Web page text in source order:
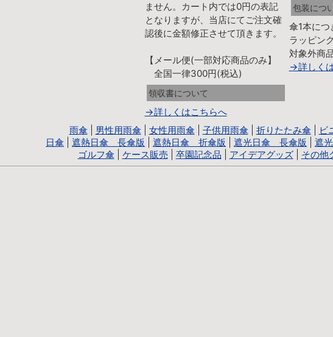
ません。カート内では0円の表記
となりますが、当店にてご注文確
認後に金額修正させて頂きます。
【メール便(一部対応商品のみ】
全国一律300円(税込)
領収書について
→詳しくはこちらへ
包装につ
傘1本に
ラッピン
対象外商
→詳しく
雨傘| 男性用雨傘| 女性用雨傘| 子供用雨傘| 折りたたみ傘|
ビ
日傘
遮熱日傘 長傘版 遮熱日傘 折傘版 遮光日傘 長傘版
遮
ゴルフ傘| ケース販売 卒園記念品 アイデアグッズ| その他